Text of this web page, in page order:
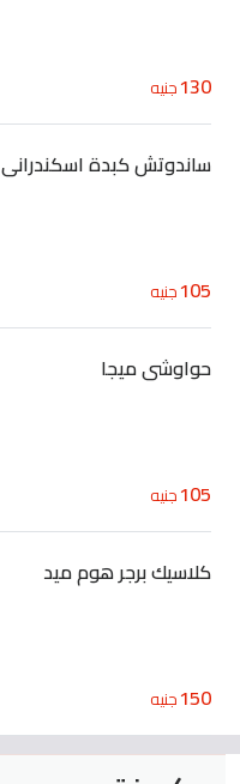
130جنيه
ساندوتش كبدة اسكندرانى
105جنيه
حواوشى ميجا
105جنيه
كلاسيك برجر هوم ميد
150جنيه